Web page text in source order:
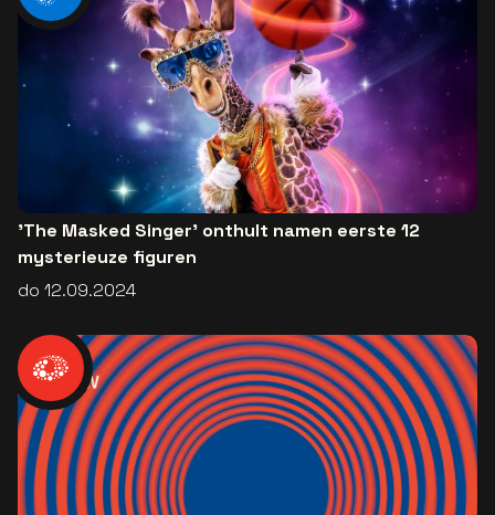
'The Masked Singer' onthult namen eerste 12
mysterieuze figuren
do 12.09.2024